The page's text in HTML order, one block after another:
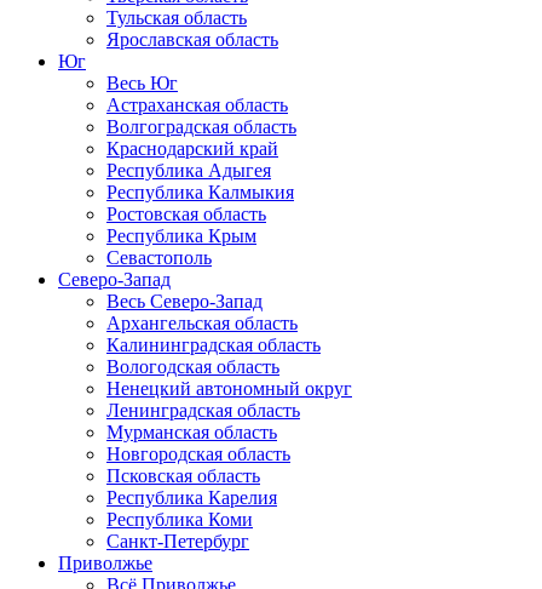
Тульская область
Ярославская область
Юг
Весь Юг
Астраханская область
Волгоградская область
Краснодарский край
Республика Адыгея
Республика Калмыкия
Ростовская область
Республика Крым
Севастополь
Северо-Запад
Весь Северо-Запад
Архангельская область
Калининградская область
Вологодская область
Ненецкий автономный округ
Ленинградская область
Мурманская область
Новгородская область
Псковская область
Республика Карелия
Республика Коми
Санкт-Петербург
Приволжье
Всё Приволжье